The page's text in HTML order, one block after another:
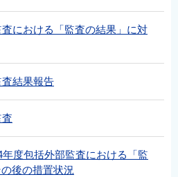
における「監査の結果」に対
結果報告
度包括外部監査における「監
後の措置状況